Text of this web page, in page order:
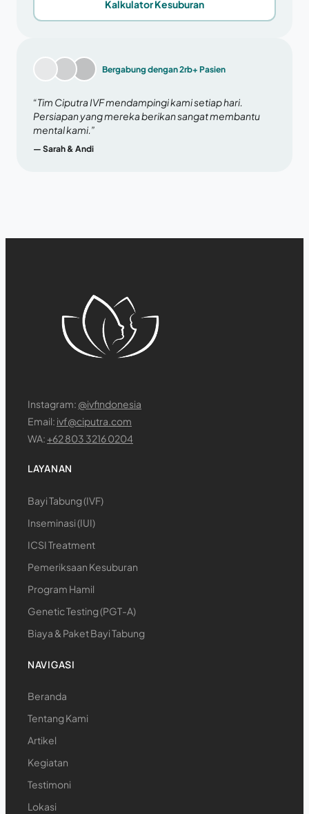
Kalkulator Kesuburan
Bergabung dengan 2rb+ Pasien
“Tim Ciputra IVF mendampingi kami setiap hari.
Persiapan yang mereka berikan sangat membantu
mental kami.”
— Sarah & Andi
Instagram: @ivfindonesia
Email: ivf@ciputra.com
WA:+62 803 3216 0204
LAYANAN
Bayi Tabung (IVF)
Inseminasi (IUI)
ICSI Treatment
Pemeriksaan Kesuburan
Program Hamil
Genetic Testing (PGT-A)
Biaya & Paket Bayi Tabung
NAVIGASI
Beranda
Tentang Kami
Artikel
Kegiatan
Testimoni
Lokasi